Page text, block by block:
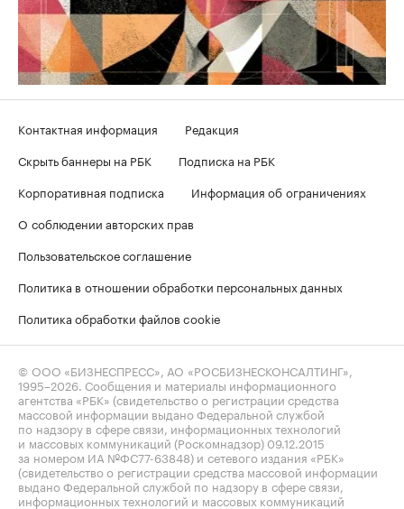
Контактная информация
Редакция
Скрыть баннеры на РБК
Подписка на РБК
Корпоративная подписка
Информация об ограничениях
О соблюдении авторских прав
Пользовательское соглашение
Политика в отношении обработки персональных данных
Политика обработки файлов cookie
© ООО «БИЗНЕСПРЕСС», АО «РОСБИЗНЕСКОНСАЛТИНГ»,
1995–2026 . Сообщения и материалы информационного
агентства «РБК» (свидетельство о регистрации средства
массовой информации выдано Федеральной службой
по надзору в сфере связи, информационных технологий
и массовых коммуникаций (Роскомнадзор) 09.12.2015
за номером ИА №ФС77-63848) и сетевого издания «РБК»
(свидетельство о регистрации средства массовой информации
выдано Федеральной службой по надзору в сфере связи,
информационных технологий и массовых коммуникаций